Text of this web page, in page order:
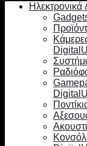
Ηλεκτρονικά